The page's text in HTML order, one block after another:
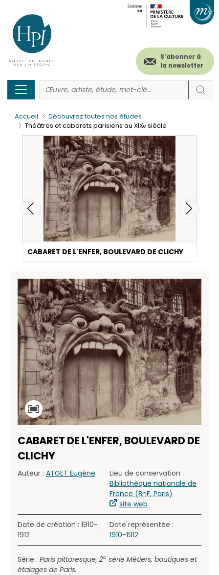
contenu
principal
Menu
secondaire
(header)
S'abonner à
la newsletter
Accueil
Découvrez toutes nos études
Théâtres et cabarets parisiens au XIXe siècle
CABARET DE L'ENFER, BOULEVARD DE CLICHY
CABARET DE L'ENFER, BOULEVARD DE
CLICHY
Auteur : ATGET Eugène
Lieu de conservation :
Bibliothèque nationale de
France (BnF, Paris)
site web
Date de création : 1910-
1912
Date représentée :
1910-1912
Série : Paris pittoresque, 2e série Métiers, boutiques et
étalages de Paris.